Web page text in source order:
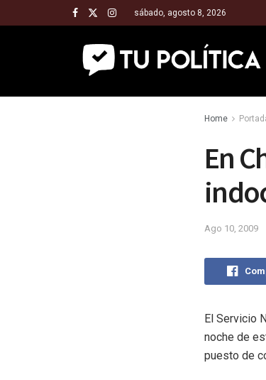
sábado, agosto 8, 2026
Home
En
Ago 10, 2009
El Servicio
noche de
puesto de